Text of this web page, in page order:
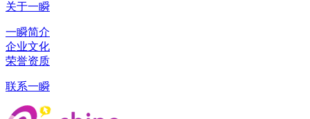
关于一瞬
一瞬简介
企业文化
荣誉资质
联系一瞬